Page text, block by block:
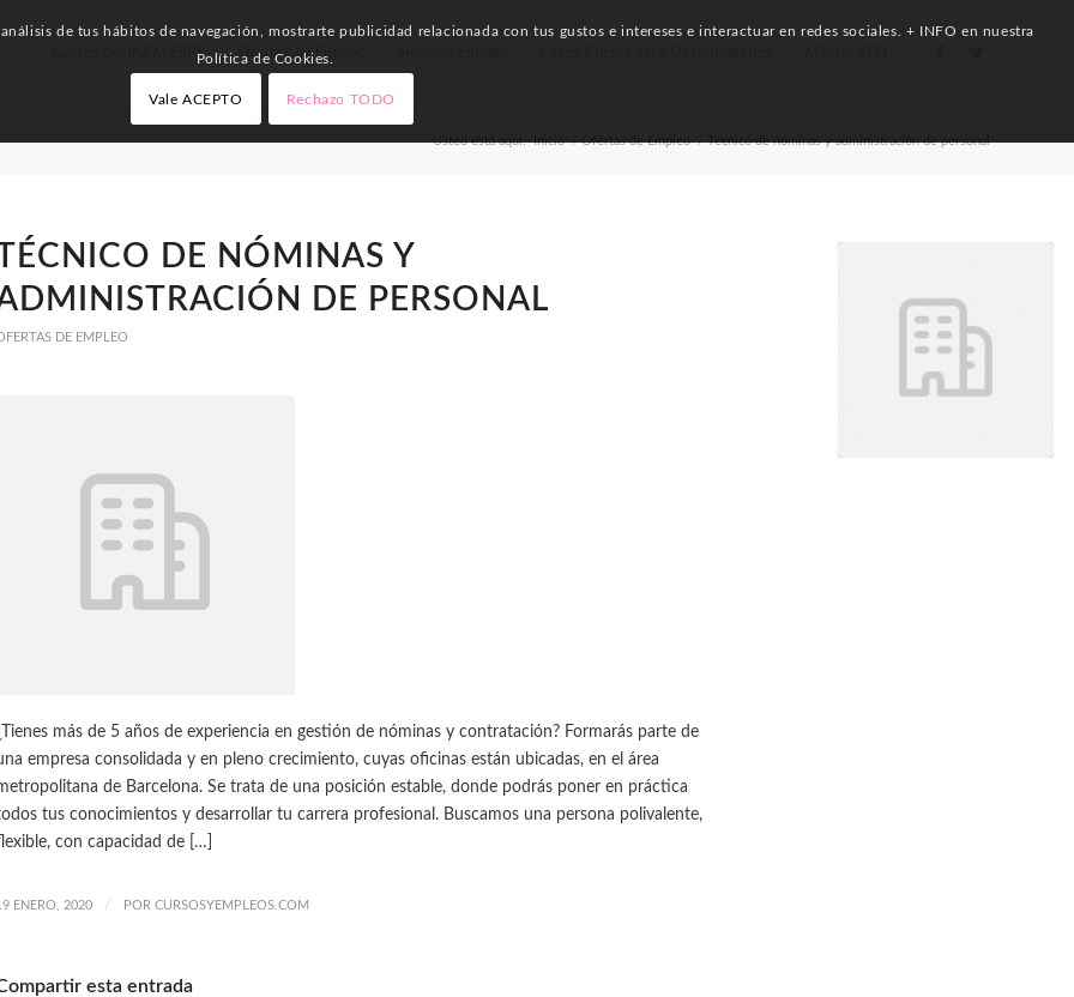
Cursos del INEM SEPE Ofertas de Empleo
Usted está aquí: Inicio / Ofertas de Empleo / Técnico de nóminas y administración de personal
DE NÓMINAS Y
DE PERSONAL
DE EMPLEO
más de 5 años de experiencia en gestión de nóminas y contratación? Formarás parte de
empresa consolidada y en pleno crecimiento, cuyas oficinas están ubicadas, en el área
de Barcelona. Se trata de una posición estable, donde podrás poner en práctica
tus conocimientos y desarrollar tu carrera profesional. Buscamos una persona polivalente,
con capacidad de […]
ENERO, 2020 / POR CURSOSYEMPLEOS.COM
esta entrada
de tus hábitos de navegación, mostrarte publicidad relacionada con tus gustos e intereses e interactuar en redes sociales. + INFO en nuestra
Política de Cookies.
Vale ACEPTO Rechazo TODO